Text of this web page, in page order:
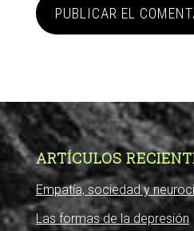
ARTÍCULOS
Empatía, sociedad y
Las formas de la depresión